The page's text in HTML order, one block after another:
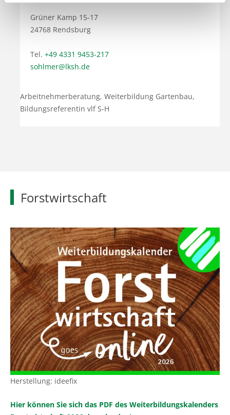
Grüner Kamp 15-17
24768 Rendsburg
Tel. +49 4331 9453-217
sohlmer@lksh.de
Arbeitnehmerberatung, Weiterbildung Gartenbau,
Bildungsreferentin vlf S-H
Forstwirtschaft
Herstellung: ideefix
Hier können Sie sich das PDF des Weiterbildungskalenders